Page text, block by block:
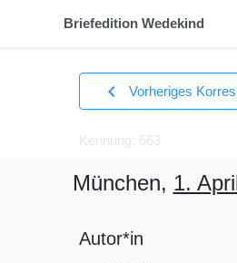
Briefedition Wedekind
chevron_left Vorheriges
Kennung: 563
München, 1.
Autor*in